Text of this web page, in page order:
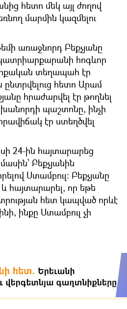
հետո մեկ այլ ժողով
մարմին կազմելու
առաջնորդ Բեքչյանը
հոգևոր
տեղապահ էր
ընտրվելուց հետո Արամ
հրաժարվել էր թողնել
պաշտոնը, ինչի
էր ստեղծվել
24-ին հայտարարեց
Բեքչյանին
Ստամբուլ: Բեքչյանը
հայտարարել, որ եթե
հետ կապված որևէ
ինքը Ստամբուլ չի